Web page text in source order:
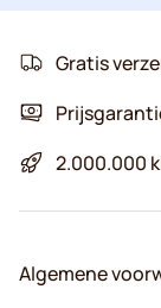
Gratis
2.000.000
Algemene